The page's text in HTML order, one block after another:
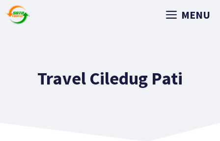
MENU
Travel Ciledug Pati